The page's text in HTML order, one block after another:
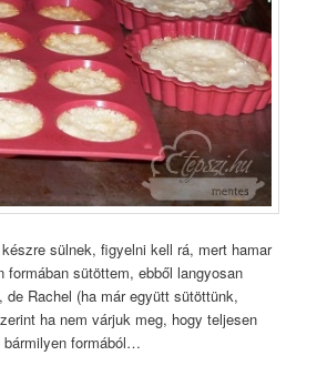
sülnek, figyelni kell rá, mert hamar
formában sütöttem, ebből langyosan
de Rachel (ha már együtt sütöttünk,
ha nem várjuk meg, hogy teljesen
formából…